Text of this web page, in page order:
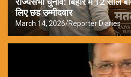
लिए छह उम्मीदवार
March 14, 2026 Reporter Diaries